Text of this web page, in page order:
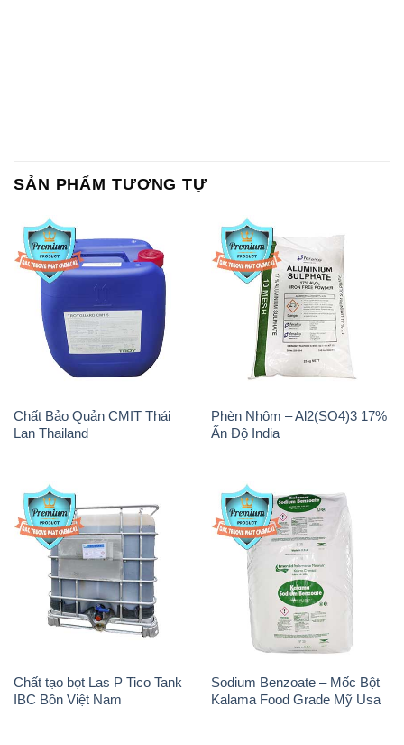
SẢN PHẨM TƯƠNG TỰ
Chất Bảo Quản CMIT Thái
Lan Thailand
Phèn Nhôm – Al2(SO4)3 17%
Ấn Độ India
Chất tạo bọt Las P Tico Tank
IBC Bồn Việt Nam
Sodium Benzoate – Mốc Bột
Kalama Food Grade Mỹ Usa